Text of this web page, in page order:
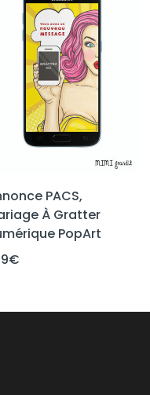
PACS,
À Gratter
PopArt
€